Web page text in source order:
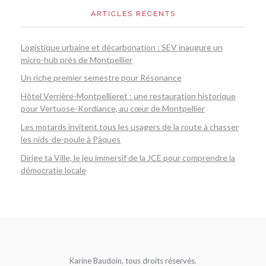
ARTICLES RÉCENTS
Logistique urbaine et décarbonation : SEV inaugure un
micro-hub près de Montpellier
Un riche premier semestre pour Résonance
Hôtel Verrière-Montpellieret : une restauration historique
pour Vertuose-Kordiance, au cœur de Montpellier
Les motards invitent tous les usagers de la route à chasser
les nids-de-poule à Pâques
Dirige ta Ville, le jeu immersif de la JCE pour comprendre la
démocratie locale
Karine Baudoin, tous droits réservés.